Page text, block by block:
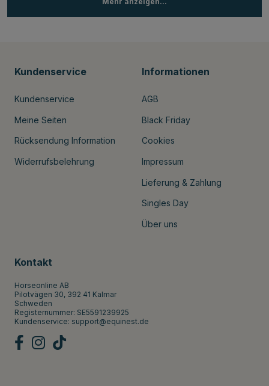
Kundenservice
Kundenservice
Meine Seiten
Rücksendung Information
Widerrufsbelehrung
Informationen
AGB
Black Friday
Cookies
Impressum
Lieferung & Zahlung
Singles Day
Über uns
Kontakt
Horseonline AB
Pilotvägen 30, 392 41 Kalmar
Schweden
Registernummer: SE5591239925
Kundenservice: support@equinest.de